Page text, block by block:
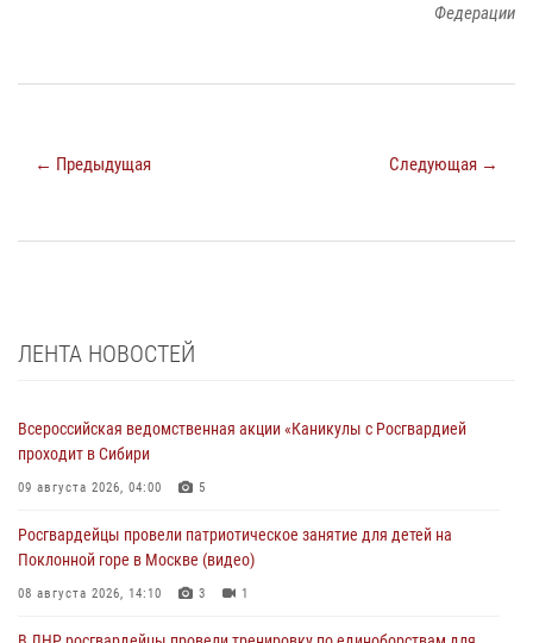
Федерации
← Предыдущая Следующая →
ЛЕНТА НОВОСТЕЙ
Всероссийская ведомственная акции «Каникулы с Росгвардией
проходит в Сибири
09 августа 2026, 04:00 5
Росгвардейцы провели патриотическое занятие для детей на
Поклонной горе в Москве (видео)
08 августа 2026, 14:10 3 1